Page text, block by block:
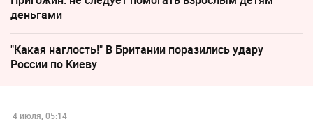
деньгами
"Какая наглость!" В Британии поразились удару
России по Киеву
4 июля, 05:14